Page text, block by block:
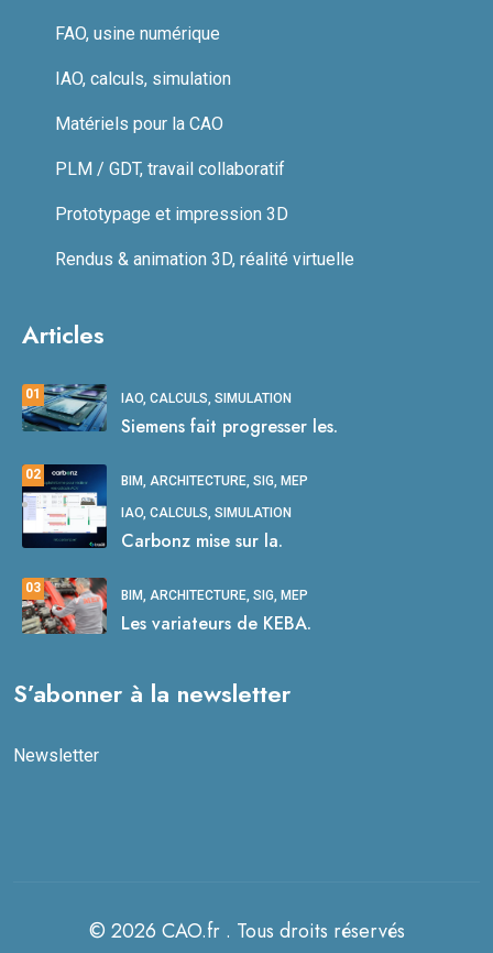
FAO, usine numérique
IAO, calculs, simulation
Matériels pour la CAO
PLM / GDT, travail collaboratif
Prototypage et impression 3D
Rendus & animation 3D, réalité virtuelle
Articles
01 IAO, CALCULS, SIMULATION
Siemens fait progresser les.
02 BIM, ARCHITECTURE, SIG, MEP
IAO, CALCULS, SIMULATION
Carbonz mise sur la.
03 BIM, ARCHITECTURE, SIG, MEP
Les variateurs de KEBA.
S’abonner à la newsletter
Newsletter
© 2026 CAO.fr . Tous droits réservés